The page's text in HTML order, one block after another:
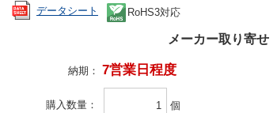
データシート
RoHS3対応
メーカー取り寄せ
納期： 7営業日程度
購入数量 個